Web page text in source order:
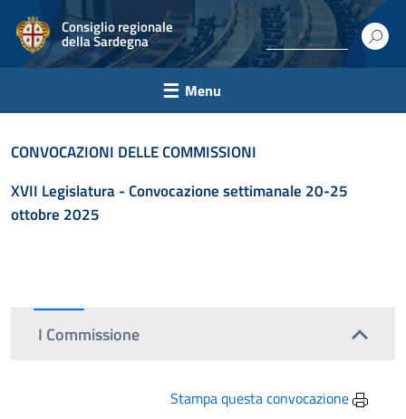
Consiglio regionale
della Sardegna
Menu
CONVOCAZIONI DELLE COMMISSIONI
XVII Legislatura - Convocazione settimanale 20-25
ottobre 2025
I Commissione
Stampa questa convocazione